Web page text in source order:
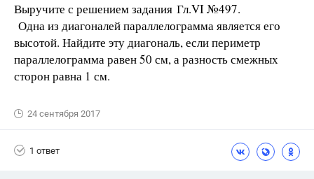
Выручите с решением задания Гл.VI №497.
Одна из диагоналей параллелограмма является его
высотой. Найдите эту диагональ, если периметр
параллелограмма равен 50 см, а разность смежных
сторон равна 1 см.
24 сентября 2017
1 ответ